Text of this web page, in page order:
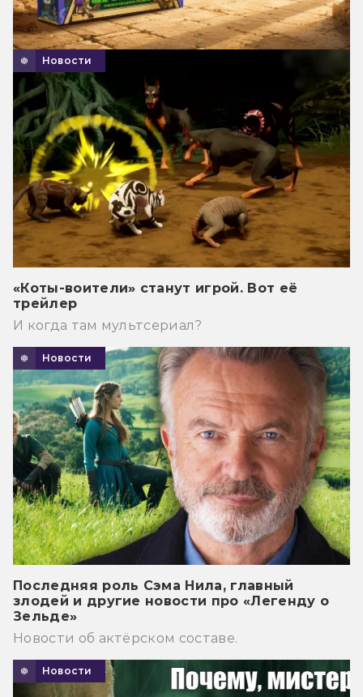
Новости
«Коты-воители» станут игрой. Вот её
трейлер
И когда там мультсериал?
Новости
Последняя роль Сэма Нила, главный
злодей и другие новости про «Легенду о
Зельде»
Новости об актёрском составе.
Новости